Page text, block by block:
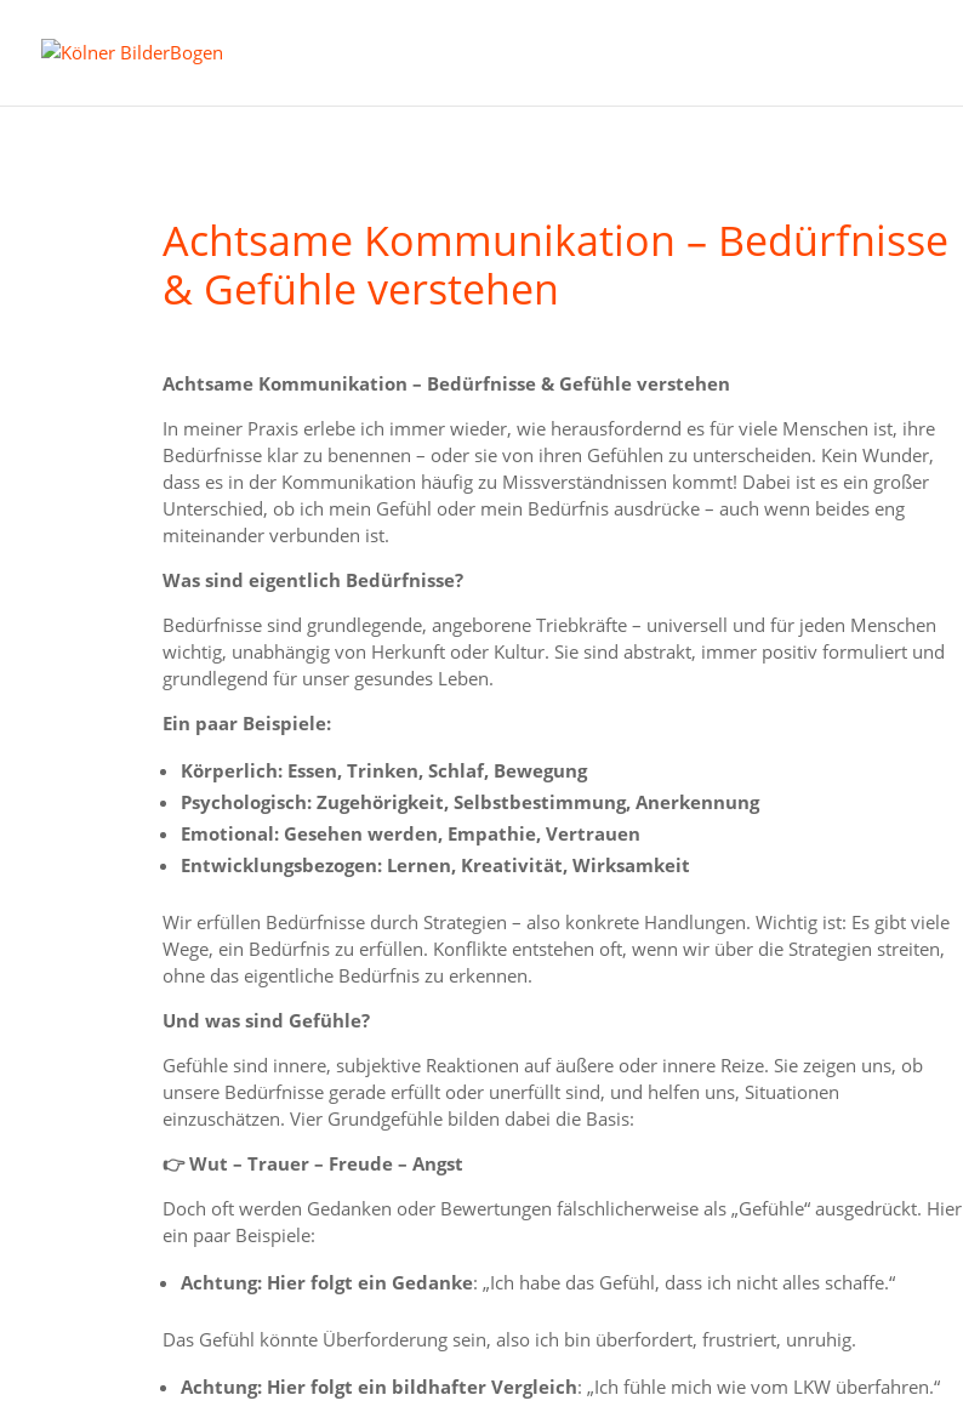
Achtsame Kommunikation – Bedürfnisse
& Gefühle verstehen
Achtsame Kommunikation – Bedürfnisse & Gefühle verstehen
In meiner Praxis erlebe ich immer wieder, wie herausfordernd es für viele Menschen ist, ihre
Bedürfnisse klar zu benennen – oder sie von ihren Gefühlen zu unterscheiden. Kein Wunder,
dass es in der Kommunikation häufig zu Missverständnissen kommt! Dabei ist es ein großer
Unterschied, ob ich mein Gefühl oder mein Bedürfnis ausdrücke – auch wenn beides eng
miteinander verbunden ist.
Was sind eigentlich Bedürfnisse?
Bedürfnisse sind grundlegende, angeborene Triebkräfte – universell und für jeden Menschen
wichtig, unabhängig von Herkunft oder Kultur. Sie sind abstrakt, immer positiv formuliert und
grundlegend für unser gesundes Leben.
Ein paar Beispiele:
Körperlich: Essen, Trinken, Schlaf, Bewegung
Psychologisch: Zugehörigkeit, Selbstbestimmung, Anerkennung
Emotional: Gesehen werden, Empathie, Vertrauen
Entwicklungsbezogen: Lernen, Kreativität, Wirksamkeit
Wir erfüllen Bedürfnisse durch Strategien – also konkrete Handlungen. Wichtig ist: Es gibt viele
Wege, ein Bedürfnis zu erfüllen. Konflikte entstehen oft, wenn wir über die Strategien streiten,
ohne das eigentliche Bedürfnis zu erkennen.
Und was sind Gefühle?
Gefühle sind innere, subjektive Reaktionen auf äußere oder innere Reize. Sie zeigen uns, ob
unsere Bedürfnisse gerade erfüllt oder unerfüllt sind, und helfen uns, Situationen
einzuschätzen. Vier Grundgefühle bilden dabei die Basis:
👉 Wut – Trauer – Freude – Angst
Doch oft werden Gedanken oder Bewertungen fälschlicherweise als „Gefühle“ ausgedrückt. Hier
ein paar Beispiele:
Achtung: Hier folgt ein Gedanke: „Ich habe das Gefühl, dass ich nicht alles schaffe.“
Das Gefühl könnte Überforderung sein, also ich bin überfordert, frustriert, unruhig.
Achtung: Hier folgt ein bildhafter Vergleich: „Ich fühle mich wie vom LKW überfahren.“